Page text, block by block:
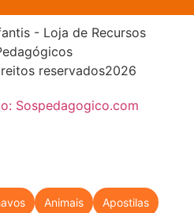
- Loja de Recursos
reservados2026
Sospedagogico.com
Animais Apostilas